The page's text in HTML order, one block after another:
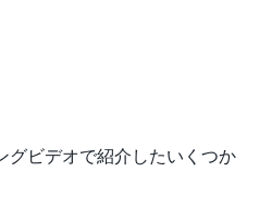
グビデオで紹介したいくつか